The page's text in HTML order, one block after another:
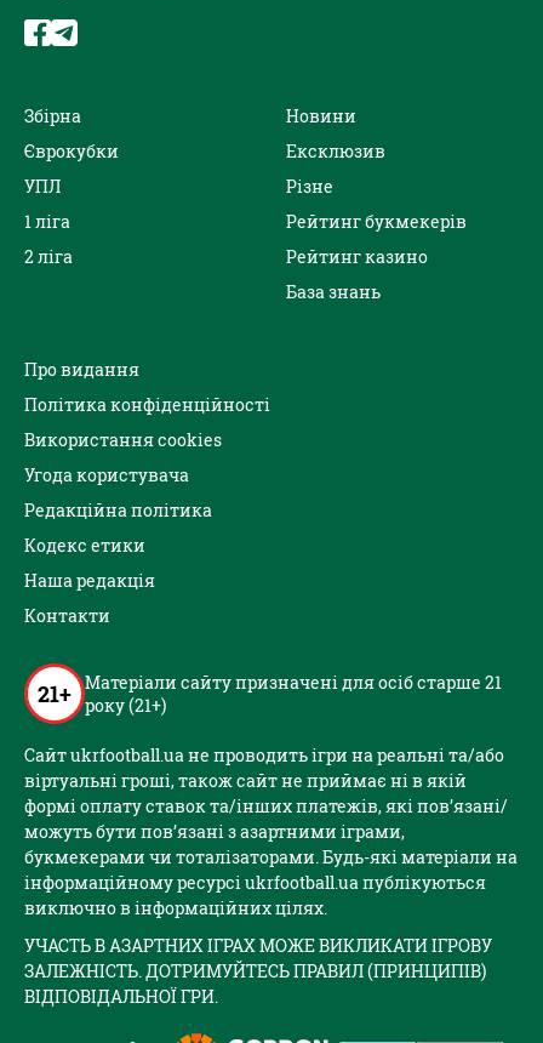
Збірна
Єврокубки
УПЛ
1 ліга
2 ліга
Новини
Ексклюзив
Різне
Рейтинг букмекерів
Рейтинг казино
База знань
Про видання
Політика конфіденційності
Використання cookies
Угода користувача
Редакційна політика
Кодекс етики
Наша редакція
Контакти
21+ Матеріали сайту призначені для осіб старше 21
року (21+)
Сайт ukrfootball.ua не проводить ігри на реальні та/або
віртуальні гроші, також сайт не приймає ні в якій
формі оплату ставок та/інших платежів, які пов’язані/
можуть бути пов’язані з азартними іграми,
букмекерами чи тоталізаторами. Будь-які матеріали на
інформаційному ресурсі ukrfootball.ua публікуються
виключно в інформаційних цілях.
УЧАСТЬ В АЗАРТНИХ ІГРАХ МОЖЕ ВИКЛИКАТИ ІГРОВУ
ЗАЛЕЖНІСТЬ. ДОТРИМУЙТЕСЬ ПРАВИЛ (ПРИНЦИПІВ)
ВІДПОВІДАЛЬНОЇ ГРИ.